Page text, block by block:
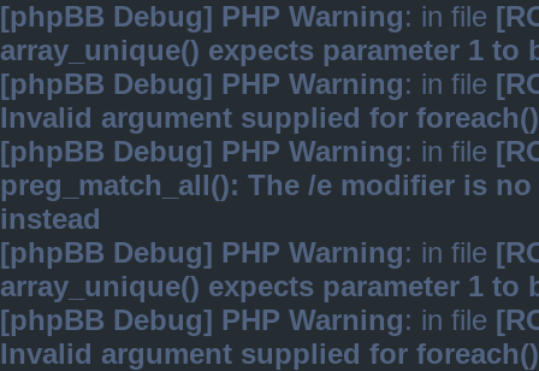
[phpBB Debug] PHP Warning: in file
array_unique() expects parameter 1 to
[phpBB Debug] PHP Warning: in file
Invalid argument supplied for foreach()
[phpBB Debug] PHP Warning: in file
preg_match_all(): The /e modifier is
instead
[phpBB Debug] PHP Warning: in file
array_unique() expects parameter 1 to
[phpBB Debug] PHP Warning: in file
Invalid argument supplied for foreach()